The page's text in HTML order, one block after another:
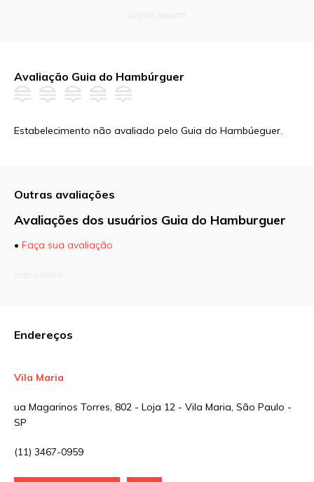
Avaliação Guia do Hambúrguer
Estabelecimento não avaliado pelo Guia do Hambúeguer.
Outras avaliações
Avaliações dos usuários Guia do Hamburguer
• Faça sua avaliação
E-mail*
Endereços
Vila Maria
ua Magarinos Torres, 802 - Loja 12 - Vila Maria, São Paulo -
SP
(11) 3467-0959